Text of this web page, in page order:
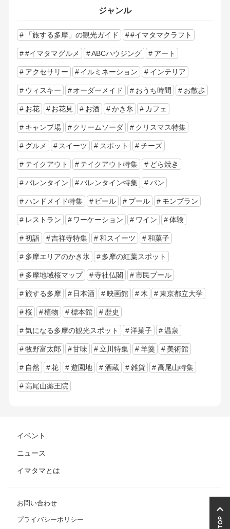
ジャンル
「旅する多摩」の観光ガイド #イマタマクラフト
#イマタマグルメ ABCハウジング アート
アクセサリー イルミネーション インテリア
ウィスキー オーダーメイド おうち時間 お散歩
お花 お花見 お酒 かき氷 カフェ
キャンプ場 クリームソーダ クリスマス特集
グルメ スイーツ スポット チーズ
テイクアウト テイクアウト特集 どら焼き
バレンタイン バレンタイン特集 パン
ハンドメイド特集 ビール プール モンブラン
レストラン ワーケーション ワイン 体験
初詣 吉祥寺特集 和スイーツ 和菓子
多摩エリアのかき氷 多摩の紅葉スポット
多摩地域桜マップ 寺社仏閣 市民プール
旅する多摩 日本酒 映画館 木 東京都立大学
桜 植物 標本館 歴史
気になる多摩の観光スポット 洋菓子 温泉
牧野富太郎 甘味 立川特集 羊羹 美術館
自然 花 遊園地 酒蔵 雑貨 高尾山特集
高尾山薬王院
イベント
ニュース
イマタマとは
お問い合わせ
プライバシーポリシー